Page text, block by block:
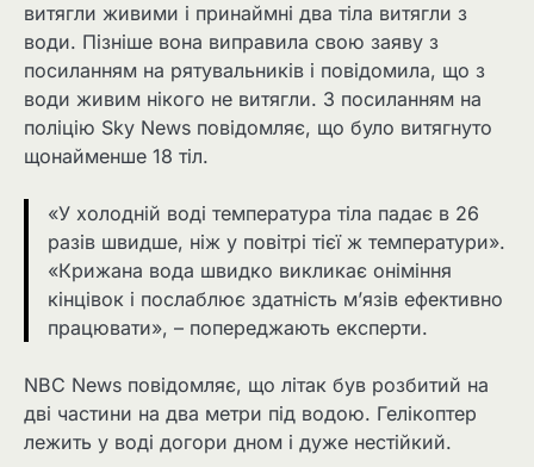
витягли живими і принаймні два тіла витягли з
води. Пізніше вона виправила свою заяву з
посиланням на рятувальників і повідомила, що з
води живим нікого не витягли. З посиланням на
поліцію Sky News повідомляє, що було витягнуто
щонайменше 18 тіл.
«У холодній воді температура тіла падає в 26
разів швидше, ніж у повітрі тієї ж температури».
«Крижана вода швидко викликає оніміння
кінцівок і послаблює здатність м’язів ефективно
працювати», – попереджають експерти.
NBC News повідомляє, що літак був розбитий на
дві частини на два метри під водою. Гелікоптер
лежить у воді догори дном і дуже нестійкий.